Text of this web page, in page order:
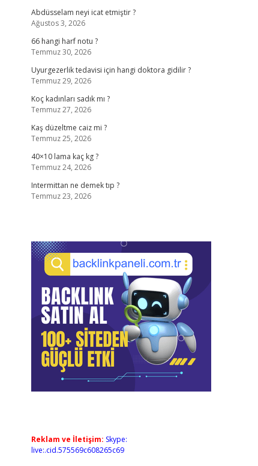
Abdüsselam neyi icat etmiştir ?
Ağustos 3, 2026
66 hangi harf notu ?
Temmuz 30, 2026
Uyurgezerlik tedavisi için hangi doktora gidilir ?
Temmuz 29, 2026
Koç kadınları sadık mı ?
Temmuz 27, 2026
Kaş düzeltme caiz mi ?
Temmuz 25, 2026
40×10 lama kaç kg ?
Temmuz 24, 2026
Intermittan ne demek tıp ?
Temmuz 23, 2026
Reklam ve İletişim: Skype:
live:.cid.575569c608265c69